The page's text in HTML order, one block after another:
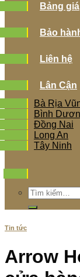
Bảng giá
Bảo
Liên hệ
Lân Cận
Bà Rịa
Bình
Đồng Nai
Long An
Tây Ninh
Tìm
kiếm:
Tin tức
Arrow